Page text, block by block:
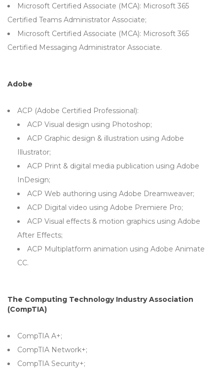
Microsoft Certified Associate (MCA): Microsoft 365
Certified Teams Administrator Associate;
Microsoft Certified Associate (MCA): Microsoft 365
Certified Messaging Administrator Associate.
Adobe
ACP (Adobe Certified Professional):
ACP Visual design using Photoshop;
ACP Graphic design & illustration using Adobe
Illustrator;
ACP Print & digital media publication using Adobe
InDesign;
ACP Web authoring using Adobe Dreamweaver;
ACP Digital video using Adobe Premiere Pro;
ACP Visual effects & motion graphics using Adobe
After Effects;
ACP Multiplatform animation using Adobe Animate
CC.
The Computing Technology Industry Association
(CompTIA)
CompTIA A+;
CompTIA Network+;
CompTIA Security+;